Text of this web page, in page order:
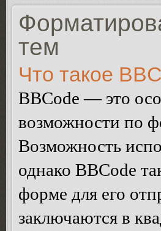
тем
Что такое
BBCode — это
возможности по
Возможность
однако BBCode
форме для его
заключаются в